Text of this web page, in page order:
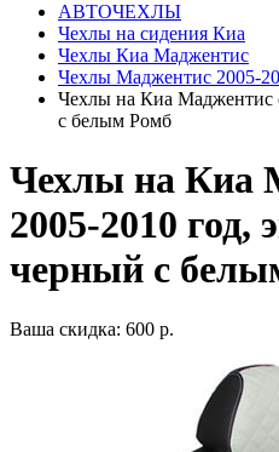
АВТОЧЕХЛЫ
Чехлы на сидения Киа
Чехлы Киа Маджентис
Чехлы Маджентис 2005-
Чехлы на Киа Маджентис
с белым Ромб
Чехлы на Киа
2005-2010 год,
черный с
Ваша скидка: 600 р.